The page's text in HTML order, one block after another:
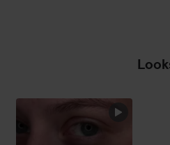
över ansiktet tills behandlingen
behandling.